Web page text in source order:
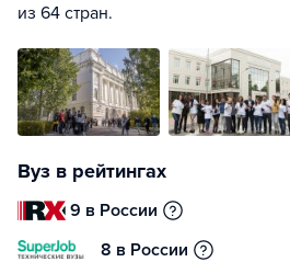
из 64 стран.
Вуз в рейтингах
9 в России
8 в России